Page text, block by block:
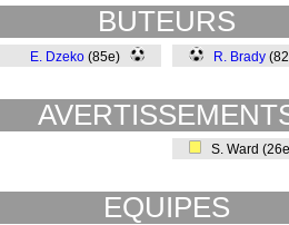
BUTEURS
E. Dzeko (85e) R. Brady
S. Ward
EQUIPES